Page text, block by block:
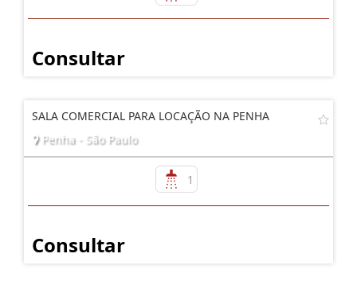
Consultar
SALA COMERCIAL PARA LOCAÇÃO NA PENHA
Penha - São Paulo
1
Consultar